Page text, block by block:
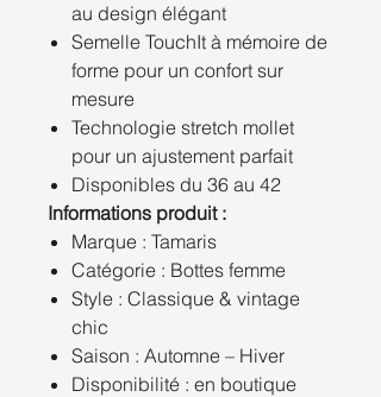
au design élégant
Semelle TouchIt à mémoire de
forme pour un confort sur
mesure
Technologie stretch mollet
pour un ajustement parfait
Disponibles du 36 au 42
Informations produit :
Marque : Tamaris
Catégorie : Bottes femme
Style : Classique & vintage
chic
Saison : Automne – Hiver
Disponibilité : en boutique